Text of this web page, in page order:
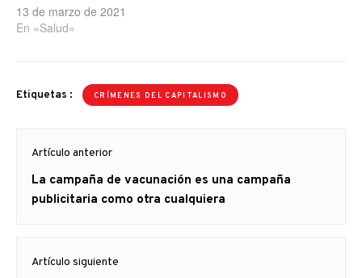
13 de marzo de 2021
En «Salud»
Etiquetas : CRÍMENES DEL CAPITALISMO
de
entradas
Artículo anterior
Artículo
anterior
La campaña de vacunación es una campaña
publicitaria como otra cualquiera
Artículo siguiente